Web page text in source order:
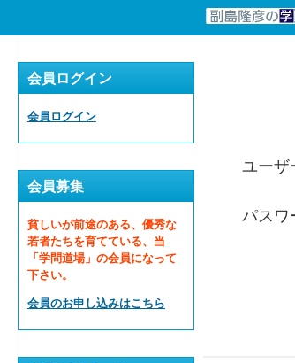
ユーザ
パスワ
会員ログイン
会員ログイン
会員募集
貧しいが前途のある、優秀な
若者たちを育てている、当
「学問道場」の会員になって
下さい。
会員のお申し込みはこちら